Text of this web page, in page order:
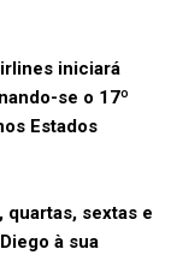
iniciará
se o 17º
Estados
quartas, sextas e
à sua